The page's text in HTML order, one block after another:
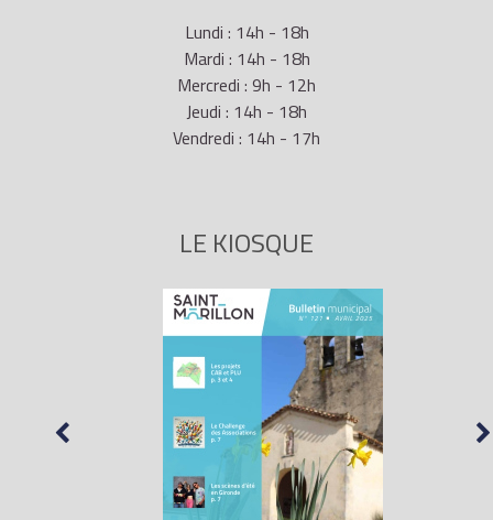
Lundi : 14h - 18h
Mardi : 14h - 18h
Mercredi : 9h - 12h
Jeudi : 14h - 18h
Vendredi : 14h - 17h
LE KIOSQUE